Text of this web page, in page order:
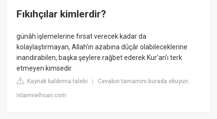
Fıkıhçılar kimlerdir?
günâh işlemelerine fırsat verecek kadar da
kolaylaştırmayan, Allah'ın azabına dûçâr olabileceklerine
inandırabilen, başka şeylere rağbet ederek Kur'an'ı terk
etmeyen kimsedir.
Kaynak kaldırma talebi |Cevabın tamamını burada okuyun:
islamveihsan.com